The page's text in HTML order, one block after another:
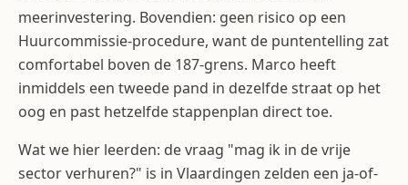
meerinvestering. Bovendien: geen risico op een
Huurcommissie-procedure, want de puntentelling zat
comfortabel boven de 187-grens. Marco heeft
inmiddels een tweede pand in dezelfde straat op het
oog en past hetzelfde stappenplan direct toe.
Wat we hier leerden: de vraag "mag ik in de vrije
sector verhuren?" is in Vlaardingen zelden een ja-of-